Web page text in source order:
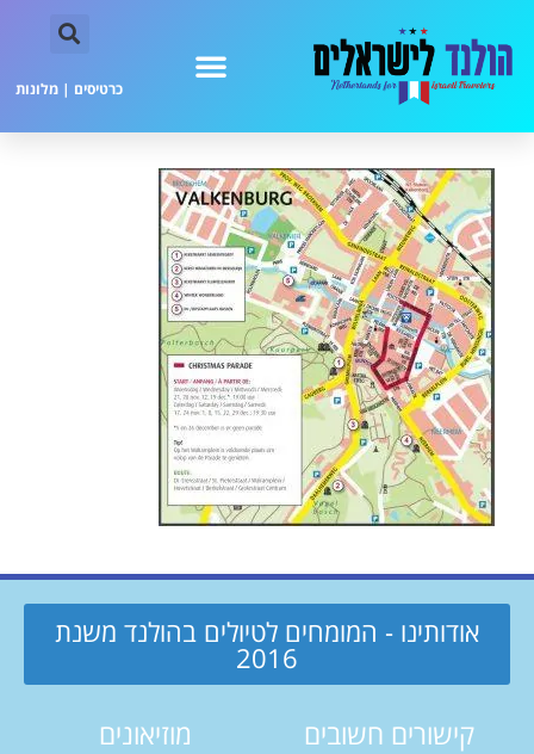
כרטיסים | מלונות
אודותינו - המומחים לטיולים בהולנד משנת
2016
קישורים חשובים מוזיאונים